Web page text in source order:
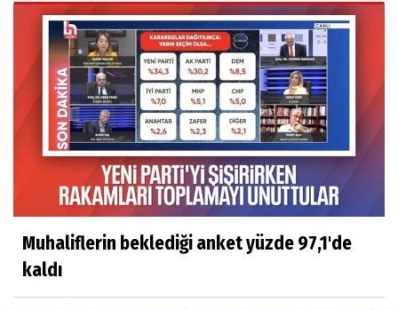
Muhaliflerin beklediği anket yüzde 97,1'de
kaldı